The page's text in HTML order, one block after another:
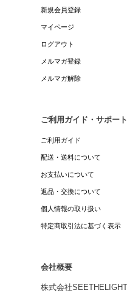
新規会員登録
マイページ
ログアウト
メルマガ登録
メルマガ解除
ご利用ガイド・サポート
ご利用ガイド
配送・送料について
お支払いについて
返品・交換について
個人情報の取り扱い
特定商取引法に基づく表示
会社概要
株式会社SEETHELIGHT